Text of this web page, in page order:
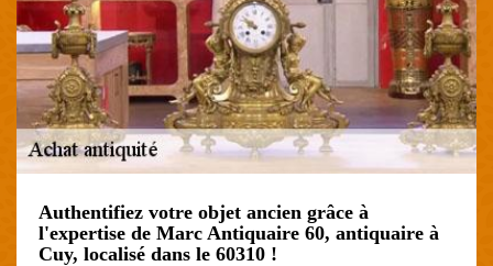
Authentifiez votre objet ancien grâce à
l'expertise de Marc Antiquaire 60, antiquaire à
Cuy, localisé dans le 60310 !